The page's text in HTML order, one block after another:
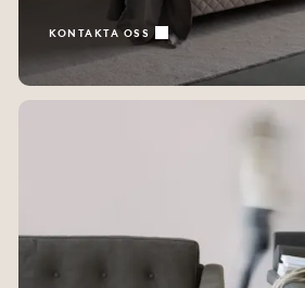
KONTAKTA OSS